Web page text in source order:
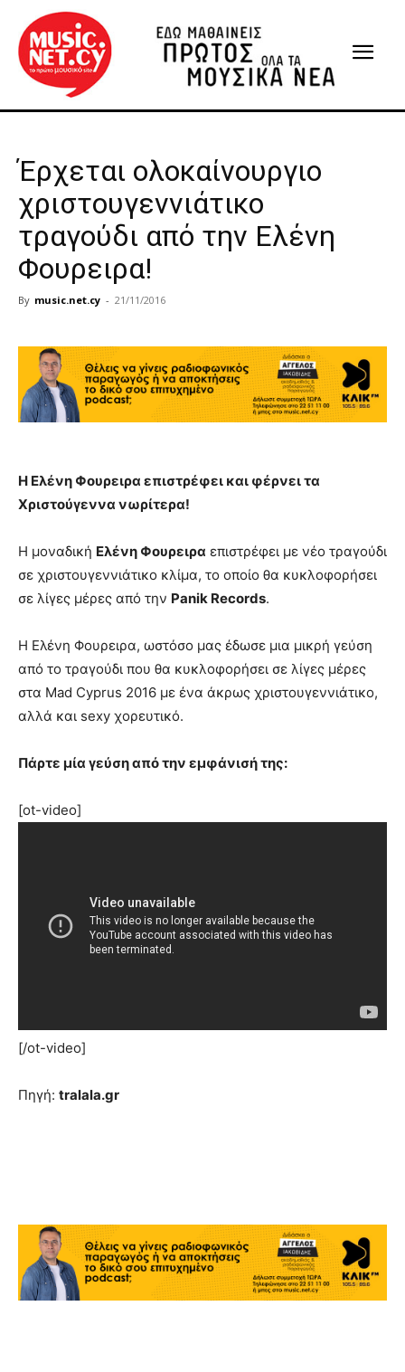
Έρχεται ολοκαίνουργιο
χριστουγεννιάτικο
τραγούδι από την Ελένη
Φουρειρα!
By music.net.cy - 21/11/2016
Η Ελένη Φουρειρα επιστρέφει και φέρνει τα
Χριστούγεννα νωρίτερα!
Η μοναδική Ελένη Φουρειρα επιστρέφει με νέο τραγούδι
σε χριστουγεννιάτικο κλίμα, το οποίο θα κυκλοφορήσει
σε λίγες μέρες από την Panik Records.
Η Ελένη Φουρειρα, ωστόσο μας έδωσε μια μικρή γεύση
από το τραγούδι που θα κυκλοφορήσει σε λίγες μέρες
στα Mad Cyprus 2016 με ένα άκρως χριστουγεννιάτικο,
αλλά και sexy χορευτικό.
Πάρτε μία γεύση από την εμφάνισή της:
[ot-video]
[/ot-video]
Πηγή: tralala.gr